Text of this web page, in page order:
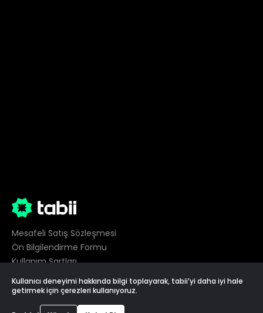
Mesafeli Satış Sözleşmesi
Ön Bilgilendirme Formu
Kullanım Şartları
Gizlilik
Çerez Tercihleri
Kullanıcı deneyimi hakkında bilgi toplayarak, tabii’yi daha iyi hale
getirmek için çerezleri kullanıyoruz.